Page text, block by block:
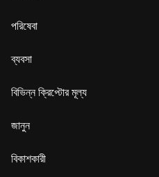
পরিষেবা
ব্যবসা
বিভিন্ন ক্রিপ্টোর মূল্য
জানুন
বিকাশকারী